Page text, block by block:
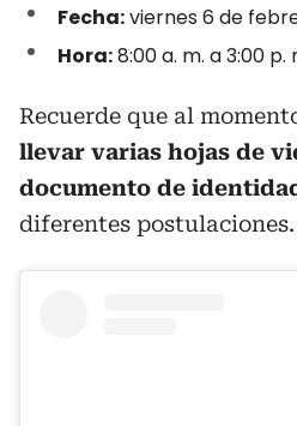
Fecha:viernes 6 de
Hora:8:00 a. m. a 3:00 p.
Recuerde que al
llevar varias hojas de
documento de
diferentes postulaciones.